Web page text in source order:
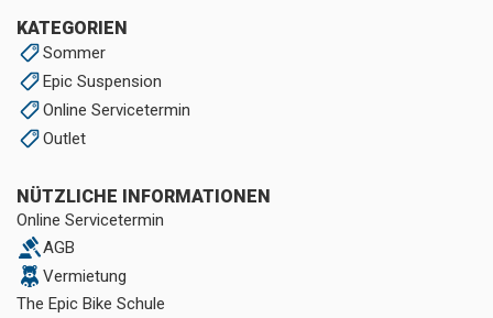
KATEGORIEN
Sommer
Epic Suspension
Online Servicetermin
Outlet
NÜTZLICHE INFORMATIONEN
Online Servicetermin
AGB
Vermietung
The Epic Bike Schule